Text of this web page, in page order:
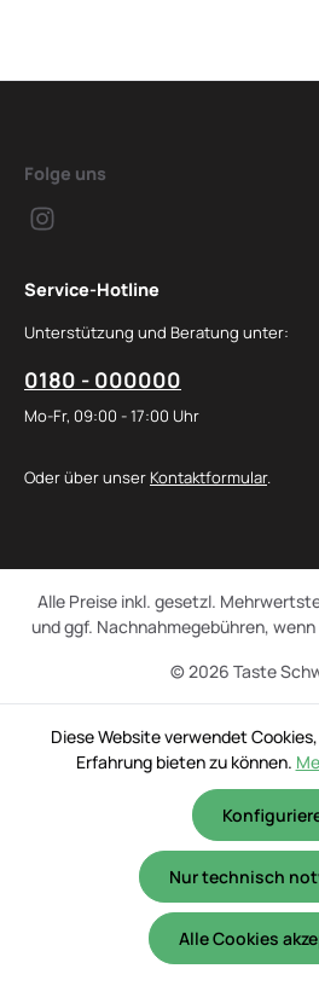
Folge uns
Service-Hotline
Unterstützung und Beratung unter:
0180 - 000000
Mo-Fr, 09:00 - 17:00 Uhr
Oder über unser Kontaktformular.
© 2026 Taste
Alle Preise inkl. gesetzl.
und ggf. Nachnahmegebühren,
Diese Website verwendet
Erfahrung bieten zu können.
Nur technisch
Alle Cookies